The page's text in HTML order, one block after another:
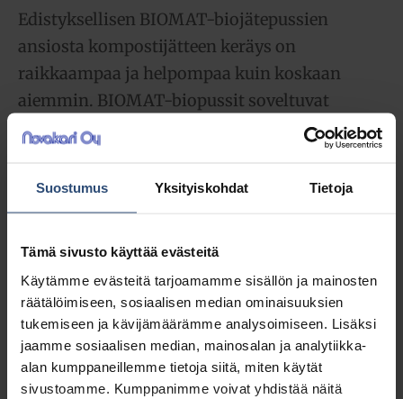
Suostumus Yksityiskohdat Tietoja
Tämä sivusto käyttää evästeitä
Käytämme evästeitä tarjoamamme sisällön ja mainosten
räätälöimiseen, sosiaalisen median ominaisuuksien
tukemiseen ja kävijämäärämme analysoimiseen. Lisäksi
jaamme sosiaalisen median, mainosalan ja analytiikka-
alan kumppaneillemme tietoja siitä, miten käytät
sivustoamme. Kumppanimme voivat yhdistää näitä
Edistyksellisen BIOMAT-biojätepussien
ansiosta kompostijätteen keräys on
raikkaampaa ja helpompaa kuin koskaan
aiemmin. BIOMAT-biopussit soveltuvat
erinomaisesti niin kotitalouksien kuin
2,25€ alv 0%
Täydessä laatikossa 40 rll (90,00 € / ltk)
LISÄÄ OSTOSKORIIN
Yhteensä: 2,25 €